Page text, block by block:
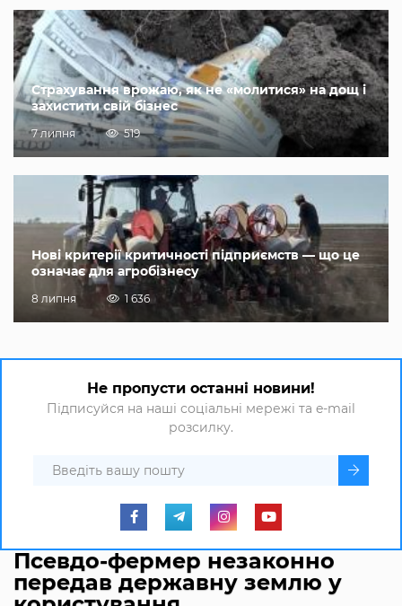
Страхування врожаю, як не «молитися» на дощ і
захистити свій бізнес
7 липня 519
Нові критерії критичності підприємств — що це
означає для агробізнесу
8 липня 1 636
Не пропусти останні новини!
Підписуйся на наші соціальні мережі та e-mail
розсилку.
Псевдо-фермер незаконно
передав державну землю у